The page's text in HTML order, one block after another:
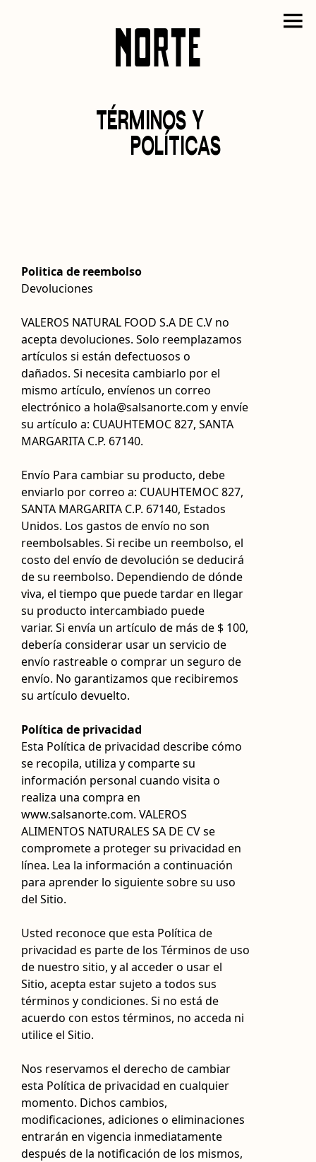
TÉRMINOS Y
POLÍTICAS
Politica de reembolso
Devoluciones
VALEROS NATURAL FOOD S.A DE C.V no
acepta devoluciones. Solo reemplazamos
artículos si están defectuosos o
dañados. Si necesita cambiarlo por el
mismo artículo, envíenos un correo
electrónico a hola@salsanorte.com y envíe
su artículo a: CUAUHTEMOC 827, SANTA
MARGARITA C.P. 67140.
Envío Para cambiar su producto, debe
enviarlo por correo a: CUAUHTEMOC 827,
SANTA MARGARITA C.P. 67140, Estados
Unidos. Los gastos de envío no son
reembolsables. Si recibe un reembolso, el
costo del envío de devolución se deducirá
de su reembolso. Dependiendo de dónde
viva, el tiempo que puede tardar en llegar
su producto intercambiado puede
variar. Si envía un artículo de más de $ 100,
debería considerar usar un servicio de
envío rastreable o comprar un seguro de
envío. No garantizamos que recibiremos
su artículo devuelto.
Política de privacidad
Esta Política de privacidad describe cómo
se recopila, utiliza y comparte su
información personal cuando visita o
realiza una compra en
www.salsanorte.com. VALEROS
ALIMENTOS NATURALES SA DE CV se
compromete a proteger su privacidad en
línea. Lea la información a continuación
para aprender lo siguiente sobre su uso
del Sitio.
Usted reconoce que esta Política de
privacidad es parte de los Términos de uso
de nuestro sitio, y al acceder o usar el
Sitio, acepta estar sujeto a todos sus
términos y condiciones. Si no está de
acuerdo con estos términos, no acceda ni
utilice el Sitio.
Nos reservamos el derecho de cambiar
esta Política de privacidad en cualquier
momento. Dichos cambios,
modificaciones, adiciones o eliminaciones
entrarán en vigencia inmediatamente
después de la notificación de los mismos,